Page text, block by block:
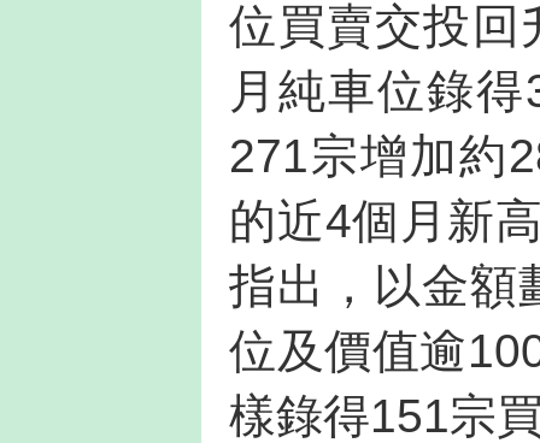
位買賣交投回
月純車位錄
271宗增加約
的近4個月新
指出，以金額
位及價值逾
樣錄得151宗